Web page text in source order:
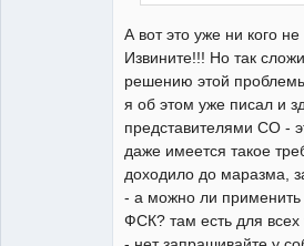
А вот это уже ни кого не
Извините!!! Но так
решению этой
я об этом уже писал и
представителями СО -
даже имеется такое
доходило до маразма,
- а можно ли применить
ФСК? там есть для всех